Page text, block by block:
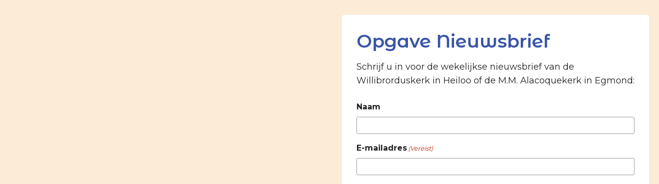
Opgave Nieuwsbrief
Schrijf u in voor de wekelijkse nieuwsbrief van de
Willibrorduskerk in Heiloo of de M.M. Alacoquekerk in Egmond:
Naam
E-mailadres(Vereist)